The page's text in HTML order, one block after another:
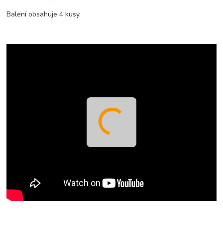
Balení obsahuje 4 kusy.